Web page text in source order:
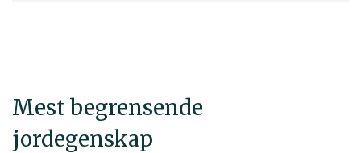
Mest begrensende
jordegenskap